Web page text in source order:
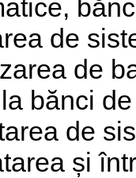
de
de
bănci
de
și